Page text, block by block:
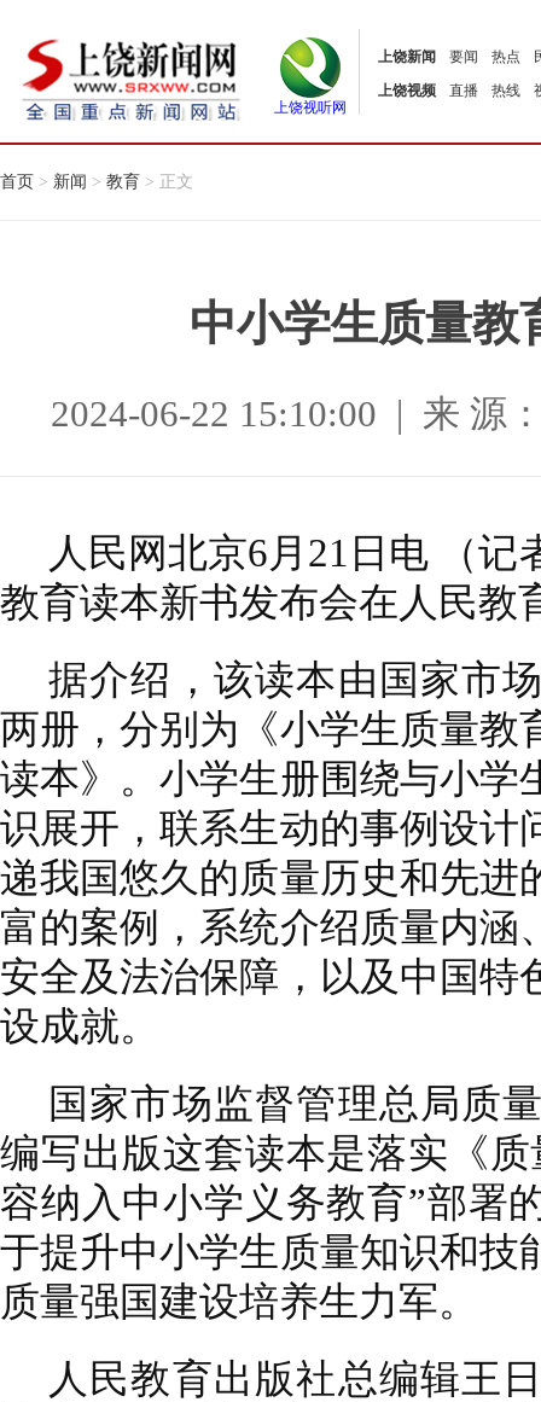
上饶视听网
上饶新闻 要闻 热点
上饶视频
直播 热线
首页 > 新闻 > 教育 > 正文
中小学生质量教
2024-06-22 15:10:00 | 来 源
人民网北京6月21日电 （
教育读本新书发布会在人民教
据介绍，该读本由国家市
两册，分别为《小学生质量教
读本》。小学生册围绕与小学
识展开，联系生动的事例设计
递我国悠久的质量历史和先进
富的案例，系统介绍质量内涵
安全及法治保障，以及中国特
设成就。
国家市场监督管理总局质
编写出版这套读本是落实《
容纳入中小学义务教育”部署
于提升中小学生质量知识和技
质量强国建设培养生力军。
人民教育出版社总编辑王